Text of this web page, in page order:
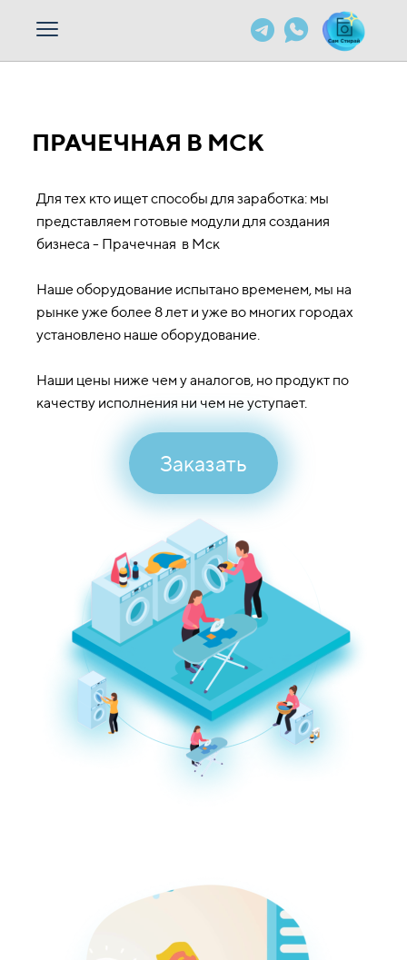
ПРАЧЕЧНАЯ В МСК
Для тех кто ищет способы для заработка: мы
представляем готовые модули для создания
бизнеса - Прачечная в Мск
Наше оборудование испытано временем, мы на
рынке уже более 8 лет и уже во многих городах
установлено наше оборудование.
Наши цены ниже чем у аналогов, но продукт по
качеству исполнения ни чем не уступает.
Заказать